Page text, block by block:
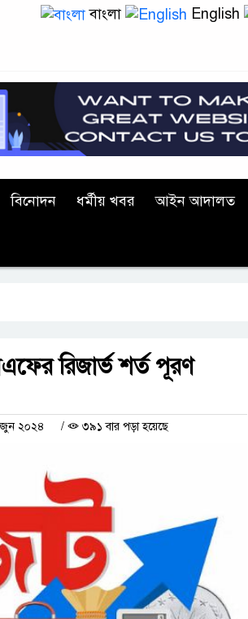
বাংলা English
বিনোদন ধর্মীয় খবর আইন আদালত
রিজার্ভ শর্ত পূরণ
জুন ২০২৪ / ৩৯১ বার পড়া হয়েছে